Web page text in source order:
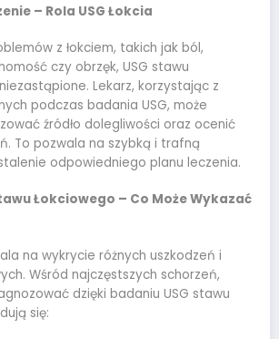
– Rola USG Łokcia
z łokciem, takich jak ból,
czy obrzęk, USG stawu
Lekarz, korzystając z
podczas badania USG, może
źródło dolegliwości oraz ocenić
To pozwala na szybką i trafną
odpowiedniego planu leczenia.
Łokciowego – Co Może Wykazać
na wykrycie różnych uszkodzeń i
Wśród najczęstszych schorzeń,
dzięki badaniu USG stawu
się: